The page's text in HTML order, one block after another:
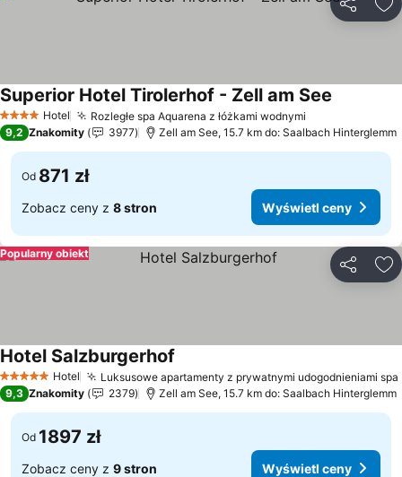
4 KategoriaHotel Rozległe spa Aquarena z łóżkami wodnymi
Superior Hotel Tirolerhof - Zell am See
9,2 Znakomity 3977 Zell am See, 15.7 km do: Saalbach Hinterglemm
Od 871 zł
Zobacz ceny z 8 stron Wyświetl ceny
Popularny obiekt
5 KategoriaHotel Luksusowe apartamenty z prywatnymi udogodnieniami spa
Hotel Salzburgerhof
9,3 Znakomity 2379 Zell am See, 15.7 km do: Saalbach Hinterglemm
Od 1897 zł
Zobacz ceny z 9 stron Wyświetl ceny